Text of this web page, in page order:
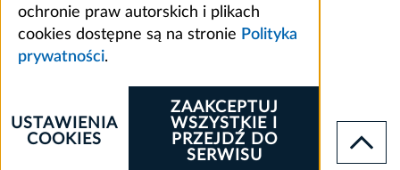
ochronie praw autorskich i plikach
cookies dostępne są na stronie Polityka
prywatności.
ZAAKCEPTUJ
WSZYSTKIE I
PRZEJDŹ DO
SERWISU
USTAWIENIA
COOKIES